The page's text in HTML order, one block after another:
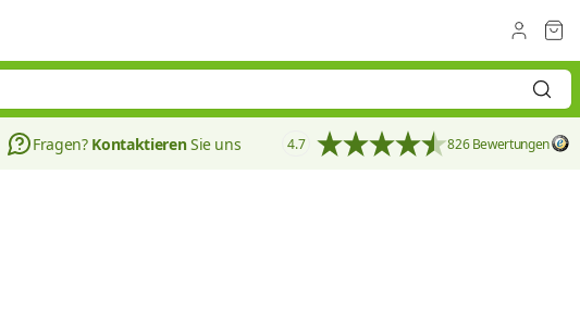
Fragen? KontaktierenSie uns 4.7 826 Bewertungen